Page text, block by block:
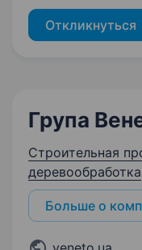
Откликнуться
Група
Строительная
деревообработка
Больше о